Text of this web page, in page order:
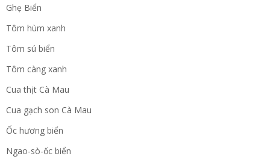
Ghẹ Biển
Tôm hùm xanh
Tôm sú biển
Tôm càng xanh
Cua thịt Cà Mau
Cua gạch son Cà Mau
Ốc hương biển
Ngao-sò-ốc biển